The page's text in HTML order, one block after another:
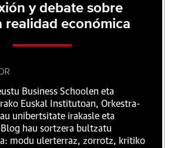
y debate sobre
realidad económica
Business Schoolen eta
Euskal Institutoan, Orkestra-
unibertsitate irakasle eta
hau sortzera bultzatu
modu ulerterraz, zorrotz, kritiko